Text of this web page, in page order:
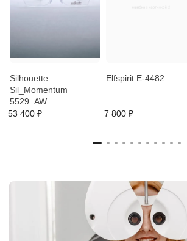
Silhouette
Sil_Momentum
5529_AW
53 400 ₽
Elfspirit E-4482
7 800 ₽